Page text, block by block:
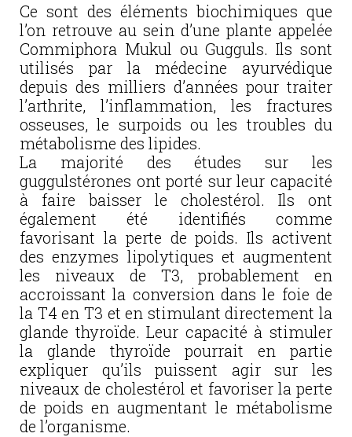
Ce sont des éléments biochimiques que
l’on retrouve au sein d’une plante appelée
Commiphora Mukul ou Gugguls. Ils sont
utilisés par la médecine ayurvédique
depuis des milliers d’années pour traiter
l’arthrite, l’inflammation, les fractures
osseuses, le surpoids ou les troubles du
métabolisme des lipides.
La majorité des études sur les
guggulstérones ont porté sur leur capacité
à faire baisser le cholestérol. Ils ont
également été identifiés comme
favorisant la perte de poids. Ils activent
des enzymes lipolytiques et augmentent
les niveaux de T3, probablement en
accroissant la conversion dans le foie de
la T4 en T3 et en stimulant directement la
glande thyroïde. Leur capacité à stimuler
la glande thyroïde pourrait en partie
expliquer qu’ils puissent agir sur les
niveaux de cholestérol et favoriser la perte
de poids en augmentant le métabolisme
de l’organisme.